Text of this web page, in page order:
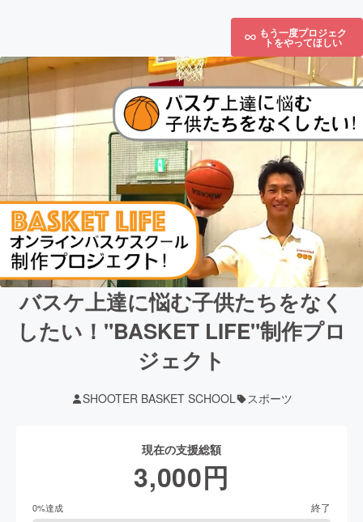
もう一度プロジェク
トをやってほしい
バスケ上達に悩む子供たちをなく
したい！"BASKET LIFE"制作プロ
ジェクト
SHOOTER BASKET SCHOOL スポーツ
現在の支援総額
3,000円
0%達成 終了